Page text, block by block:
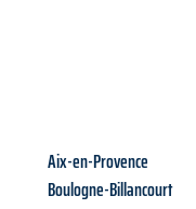
Aix-en-Provence
Boulogne-Billancourt